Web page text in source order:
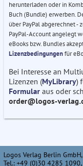
herunterladen oder in
Buch (Bundle) erwerben.
über PayPal abgerechnet -
PayPal-Account angelegt
eBooks bzw. Bundles
Lizenzbedingungenfür
Bei Interesse an
Lizenzen (MyLibrary)
Formular aus oder
order@logos-
Logos Verlag Berlin
Tel.: +49 (0)30 4285